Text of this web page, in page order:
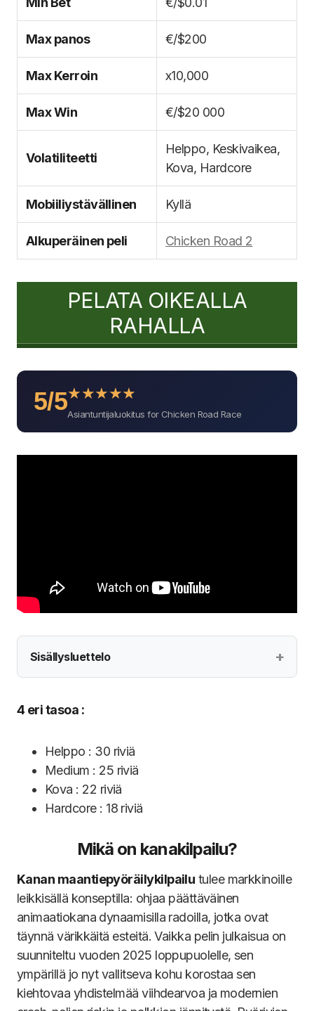
Max panos €/$200
Max Kerroin x10,000
Max Win €/$20 000
Volatiliteetti
Helppo, Keskivaikea,
Kova, Hardcore
Mobiiliystävällinen Kyllä
Alkuperäinen peli Chicken Road 2
PELATA OIKEALLA
RAHALLA
5/5★★★★★
Asiantuntijaluokitus for Chicken Road Race
Sisällysluettelo
4 eri tasoa :
Helppo : 30 riviä
Medium : 25 riviä
Kova : 22 riviä
Hardcore : 18 riviä
Mikä on kanakilpailu?
Kanan maantiepyöräilykilpailu tulee markkinoille
leikkisällä konseptilla: ohjaa päättäväinen
animaatiokana dynaamisilla radoilla, jotka ovat
täynnä värikkäitä esteitä. Vaikka pelin julkaisua on
suunniteltu vuoden 2025 loppupuolelle, sen
ympärillä jo nyt vallitseva kohu korostaa sen
kiehtovaa yhdistelmää viihdearvoa ja modernien